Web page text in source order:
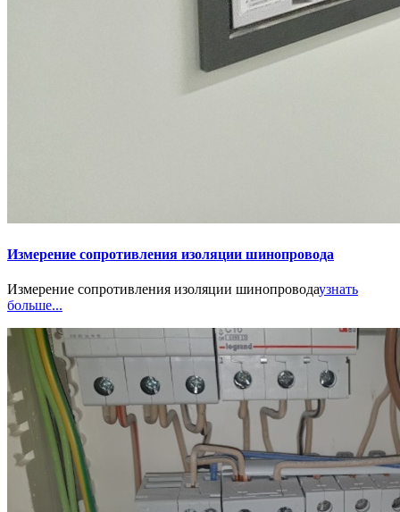
Измерение сопротивления изоляции шинопровода
Измерение сопротивления изоляции шинопроводаузнать
больше...